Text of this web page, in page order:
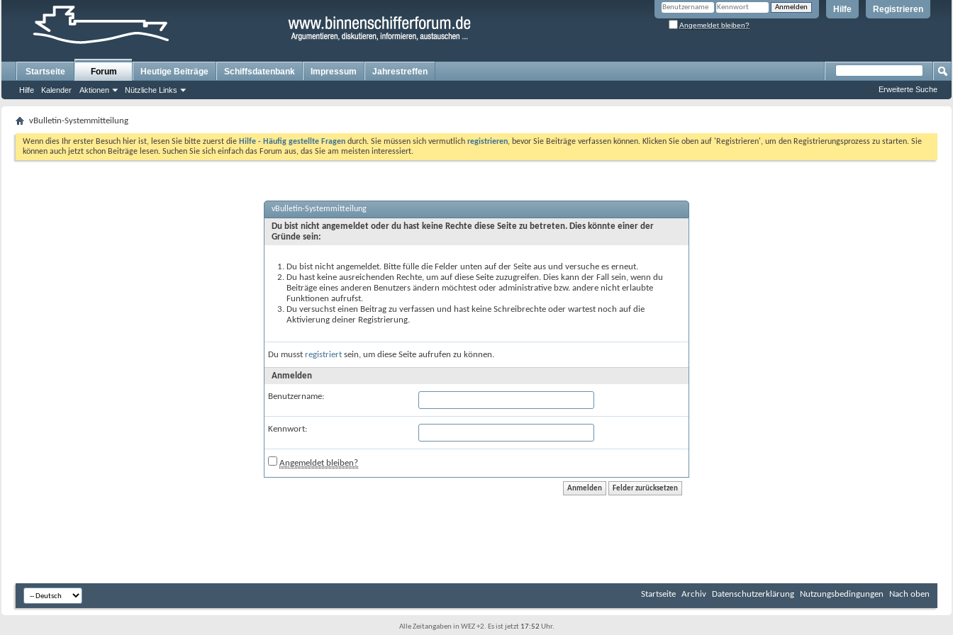
Registrieren
Hilfe
Angemeldet bleiben?
Startseite Forum
Hilfe Kalender Aktionen Nützliche Links
Heutige Beiträge Schiffsdatenbank Impressum Jahrestreffen
Erweiterte Suche
vBulletin-Systemmitteilung
Wenn dies Ihr erster Besuch hier ist, lesen Sie bitte zuerst die Hilfe - Häufig gestellte Fragen durch. Sie müssen sich vermutlich registrieren, bevor Sie Beiträge verfassen können. Klicken Sie oben auf 'Registrieren', um den Registrierungsprozess zu starten. Sie
können auch jetzt schon Beiträge lesen. Suchen Sie sich einfach das Forum aus, das Sie am meisten interessiert.
vBulletin-Systemmitteilung
Du bist nicht angemeldet oder du hast keine Rechte diese Seite zu betreten. Dies könnte einer der
Gründe sein:
Du bist nicht angemeldet. Bitte fülle die Felder unten auf der Seite aus und versuche es erneut.
Du hast keine ausreichenden Rechte, um auf diese Seite zuzugreifen. Dies kann der Fall sein, wenn du
Beiträge eines anderen Benutzers ändern möchtest oder administrative bzw. andere nicht erlaubte
Funktionen aufrufst.
Du versuchst einen Beitrag zu verfassen und hast keine Schreibrechte oder wartest noch auf die
Aktivierung deiner Registrierung.
Du musst registriert sein, um diese Seite aufrufen zu können.
Anmelden
Benutzername:
Kennwort:
Angemeldet bleiben?
Startseite Archiv Datenschutzerklärung Nutzungsbedingungen Nach oben
Alle Zeitangaben in WEZ +2. Es ist jetzt 17:52 Uhr.